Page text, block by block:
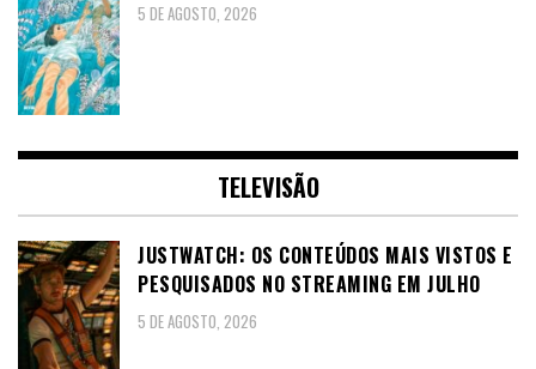
5 DE AGOSTO, 2026
TELEVISÃO
JUSTWATCH: OS CONTEÚDOS MAIS VISTOS E
PESQUISADOS NO STREAMING EM JULHO
5 DE AGOSTO, 2026